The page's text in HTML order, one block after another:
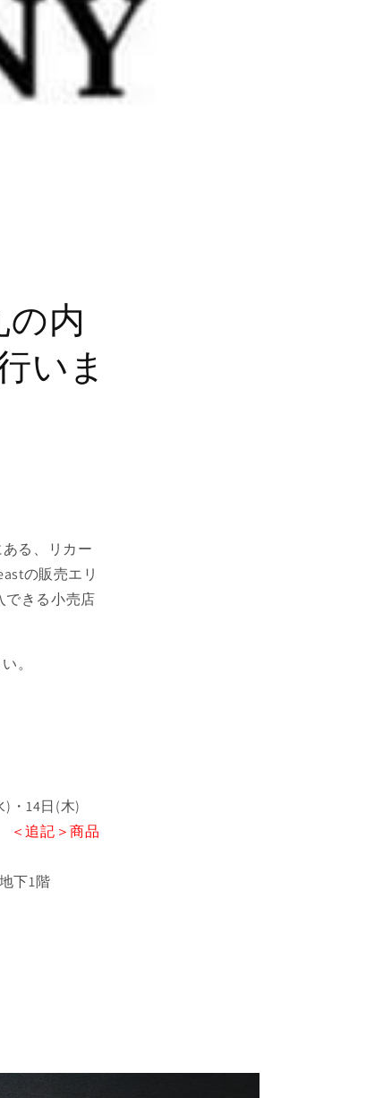
の内
いま
る、リカー
の販売エリ
できる小売店
。
)・14日(木)
＜追記＞商品
下1階